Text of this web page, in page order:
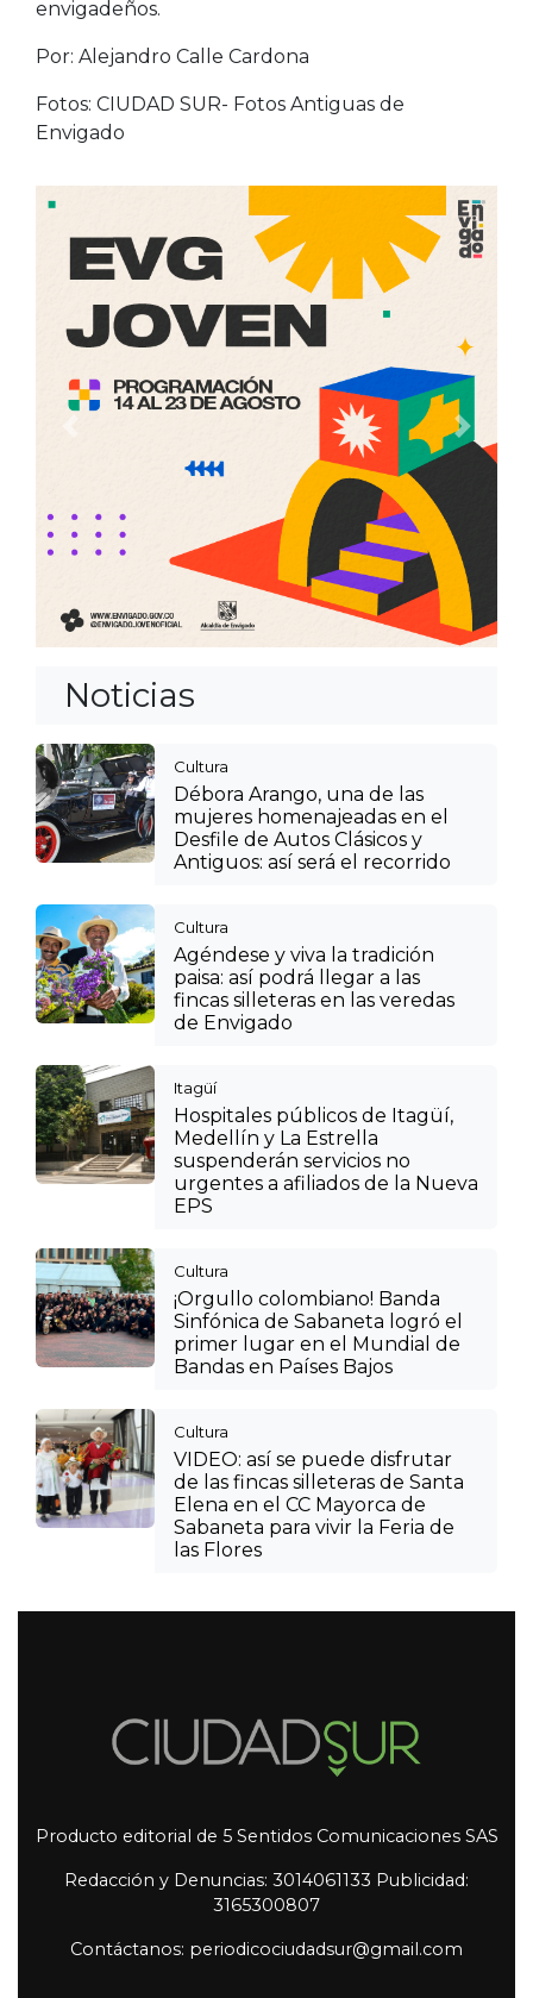
envigadeños.
Por: Alejandro Calle Cardona
Fotos: CIUDAD SUR- Fotos Antiguas de
Envigado
Noticias
Cultura
Débora Arango, una de las
mujeres homenajeadas en el
Desfile de Autos Clásicos y
Antiguos: así será el recorrido
Cultura
Agéndese y viva la tradición
paisa: así podrá llegar a las
fincas silleteras en las veredas
de Envigado
Itagüí
Hospitales públicos de Itagüí,
Medellín y La Estrella
suspenderán servicios no
urgentes a afiliados de la Nueva
EPS
Cultura
¡Orgullo colombiano! Banda
Sinfónica de Sabaneta logró el
primer lugar en el Mundial de
Bandas en Países Bajos
Cultura
VIDEO: así se puede disfrutar
de las fincas silleteras de Santa
Elena en el CC Mayorca de
Sabaneta para vivir la Feria de
las Flores
Producto editorial de 5 Sentidos Comunicaciones SAS
Redacción y Denuncias: 3014061133 Publicidad:
3165300807
Contáctanos: periodicociudadsur@gmail.com